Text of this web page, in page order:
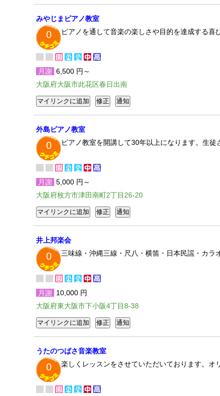
みやじまピアノ教室
0 ピアノを通して音楽の楽しさや目的を達成する
月謝 6,500 円～
大阪府大阪市此花区春日出南
外島ピアノ教室
0 ピアノ教室を開講して30年以上になります。生
月謝 5,000 円～
大阪府枚方市津田南町2丁目26-20
井上邦楽会
0 三味線・沖縄三線・尺八・横笛・日本民謡・カ
月謝 10,000 円
大阪府東大阪市下小阪4丁目8-38
うたのつばさ音楽教室
0 楽しくレッスンをさせていただいております。オ